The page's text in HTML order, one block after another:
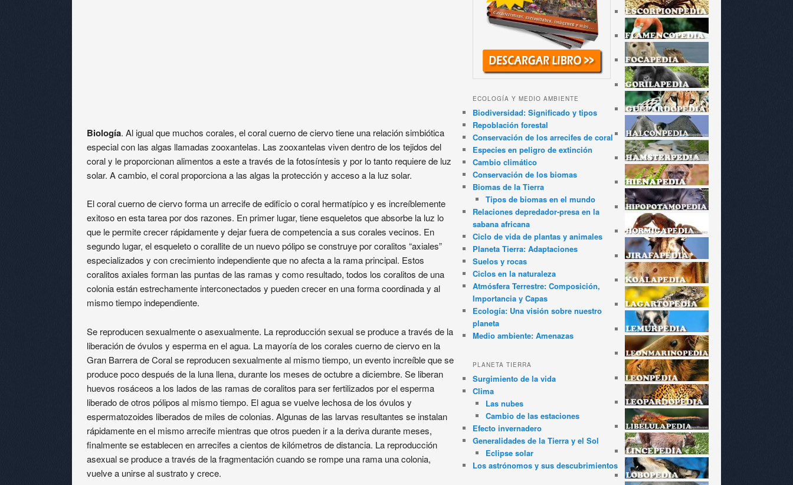
Biología. Al igual que muchos corales, el coral cuerno de ciervo tiene una relación simbiótica
especial con las algas llamadas zooxantelas. Las zooxantelas viven dentro de los tejidos del
coral y le proporcionan alimentos a este a través de la fotosíntesis y por lo tanto requiere de luz
solar. A cambio, el coral proporciona a las algas la protección y acceso a la luz solar.
El coral cuerno de ciervo forma un arrecife de edificio o coral hermatípico y es increíblemente
exitoso en esta tarea por dos razones. En primer lugar, tiene esqueletos que absorbe la luz lo
que le permite crecer rápidamente y dejar fuera de competencia a sus corales vecinos. En
segundo lugar, el esqueleto o corallite de un nuevo pólipo se construye por coralitos “axiales”
especializados y con crecimiento independiente que no afecta a la rama principal. Estos
coralitos axiales forman las puntas de las ramas y como resultado, todos los coralitos de una
colonia están estrechamente interconectados y pueden crecer en una forma coordinada y al
mismo tiempo independiente.
Se reproducen sexualmente o asexualmente. La reproducción sexual se produce a través de la
liberación de óvulos y esperma en el agua. La mayoría de los corales cuerno de ciervo en la
Gran Barrera de Coral se reproducen sexualmente al mismo tiempo, un evento increíble que se
produce poco después de la luna llena, durante los meses de octubre a diciembre. Se liberan
huevos rosáceos a los lados de las ramas de coralitos para ser fertilizados por el esperma
liberado de otros pólipos al mismo tiempo. El agua se vuelve lechosa de los óvulos y
espermatozoides liberados de miles de colonias. Algunas de las larvas resultantes se instalan
rápidamente en el mismo arrecife mientras que otros pueden ir a la deriva durante meses,
finalmente se establecen en arrecifes a cientos de kilómetros de distancia. La reproducción
asexual se produce a través de la fragmentación cuando se rompe una rama una colonia,
vuelve a unirse al sustrato y crece.
ECOLOGÍA Y MEDIO AMBIENTE
Biodiversidad: Significado y tipos
Repoblación forestal
Conservación de los arrecifes de coral
Especies en peligro de extinción
Cambio climático
Conservación de los biomas
Biomas de la Tierra
Tipos de biomas en el mundo
Relaciones depredador-presa en la
sabana africana
Ciclo de vida de plantas y animales
Planeta Tierra: Adaptaciones
Suelos y rocas
Ciclos en la naturaleza
Atmósfera Terrestre: Composición,
Importancia y Capas
Ecología: Una visión sobre nuestro
planeta
Medio ambiente: Amenazas
PLANETA TIERRA
Surgimiento de la vida
Clima
Las nubes
Cambio de las estaciones
Efecto invernadero
Generalidades de la Tierra y el Sol
Eclipse solar
Los astrónomos y sus descubrimientos